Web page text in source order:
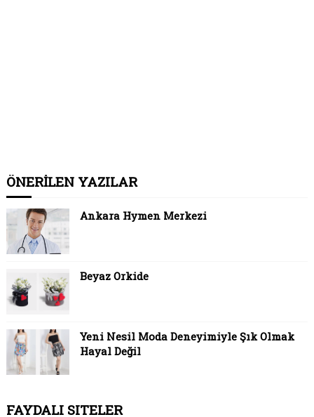
ÖNERİLEN YAZILAR
Ankara Hymen Merkezi
Beyaz Orkide
Yeni Nesil Moda Deneyimiyle Şık Olmak
Hayal Değil
FAYDALI SITELER